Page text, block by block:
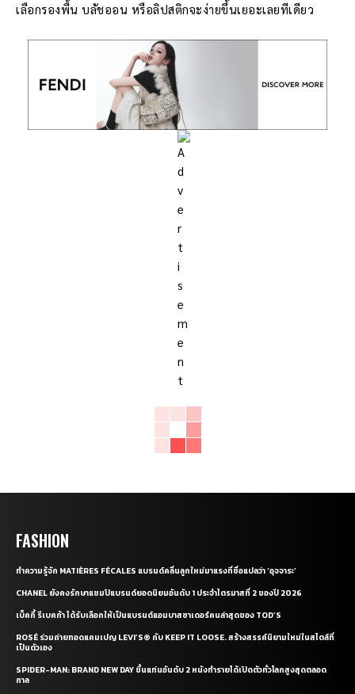
เลือกรองพื้น บลัชออน หรือลิปสติกจะง่ายขึ้นเยอะเลยทีเดียว
FASHION
ทำความรู้จัก MATIÈRES FÉCALES แบรนด์คลื่นลูกใหม่มาแรงที่ชื่อแปลว่า ‘อุจจาระ’
CHANEL ยังคงรักษาแชมป์แบรนด์ยอดนิยมอันดับ 1 ประจำไตรมาสที่ 2 ของปี 2026
เบ็คกี้ รีเบคก้า ได้รับเลือกให้เป็นแบรนด์แอมบาสซาเดอร์คนล่าสุดของ TOD’S
ROSÉ ร่วมถ่ายทอดแคมเปญ LEVI’S® กับ KEEP IT LOOSE. สร้างสรรค์นิยามใหม่ในสไตล์ที่
เป็นตัวเอง
SPIDER-MAN: BRAND NEW DAY ขึ้นแท่นอันดับ 2 หนังทำรายได้เปิดตัวทั่วโลกสูงสุดตลอด
กาล